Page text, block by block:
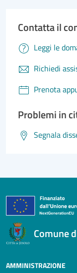
Contatta il
Leggi le
Richiedi
Prenota
Problemi in
Segnala
Comune
AMMINISTRAZIONE